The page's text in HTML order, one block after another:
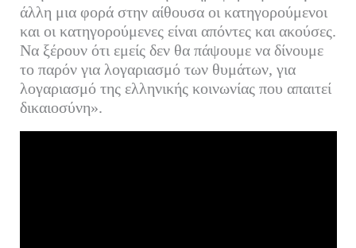
άλλη μια φορά στην αίθουσα οι κατηγορούμενοι
και οι κατηγορούμενες είναι απόντες και ακούσες.
Να ξέρουν ότι εμείς δεν θα πάψουμε να δίνουμε
το παρόν για λογαριασμό των θυμάτων, για
λογαριασμό της ελληνικής κοινωνίας που απαιτεί
δικαιοσύνη».